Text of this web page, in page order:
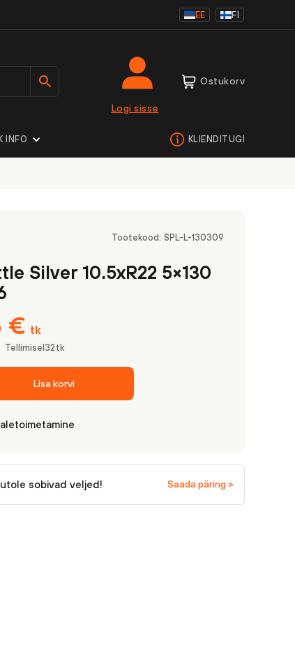
EE FI
Logi sisse
Ostukorv
INFO KLIENDITUGI
Tootekood: SPL-L-130309
Silver 10.5xR22 5×130
€ tk
Tellimisel 32 tk
Lisa korvi
sobivad veljed! Saada päring >